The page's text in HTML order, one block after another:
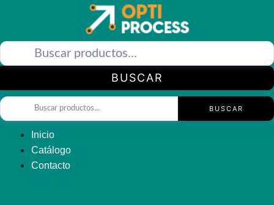
BUSCAR
BUSCAR
Inicio
Catálogo
Contacto